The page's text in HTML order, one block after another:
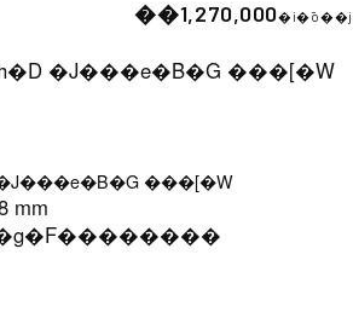
��1,270,000�i�ō��j
���[�W
mm
��������